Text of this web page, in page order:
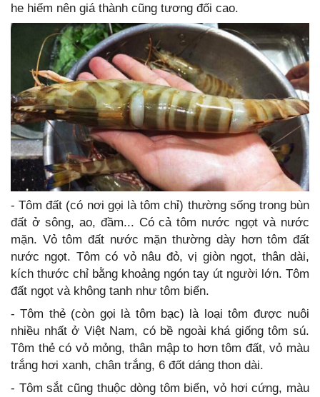
he hiếm nên giá thành cũng tương đối cao.
- Tôm đất (có nơi gọi là tôm chỉ) thường sống trong bùn
đất ở sông, ao, đầm... Có cả tôm nước ngọt và nước
mặn. Vỏ tôm đất nước mặn thường dày hơn tôm đất
nước ngọt. Tôm có vỏ nâu đỏ, vị giòn ngọt, thân dài,
kích thước chỉ bằng khoảng ngón tay út người lớn. Tôm
đất ngọt và không tanh như tôm biển.
- Tôm thẻ (còn gọi là tôm bạc) là loại tôm được nuôi
nhiều nhất ở Việt Nam, có bề ngoài khá giống tôm sú.
Tôm thẻ có vỏ mỏng, thân mập to hơn tôm đất, vỏ màu
trắng hơi xanh, chân trắng, 6 đốt dáng thon dài.
- Tôm sắt cũng thuộc dòng tôm biển, vỏ hơi cứng, màu